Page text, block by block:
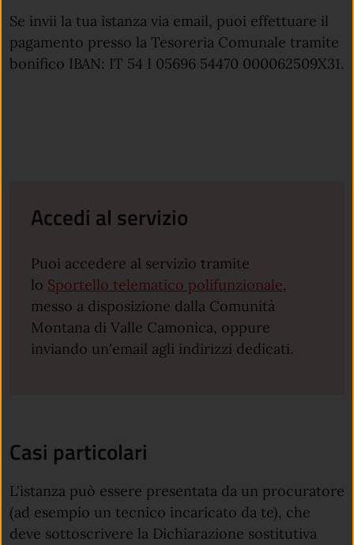
Se invii la tua istanza via email, puoi effettuare il
pagamento presso la Tesoreria Comunale tramite
bonifico IBAN: IT 54 I 05696 54470 000062509X31.
Accedi al servizio
Puoi accedere al servizio tramite
lo Sportello telematico polifunzionale,
messo a disposizione dalla Comunità
Montana di Valle Camonica, oppure
inviando un'email agli indirizzi dedicati.
Casi particolari
L'istanza può essere presentata da un procuratore
(ad esempio un tecnico incaricato da te), che
deve sottoscrivere la Dichiarazione sostitutiva